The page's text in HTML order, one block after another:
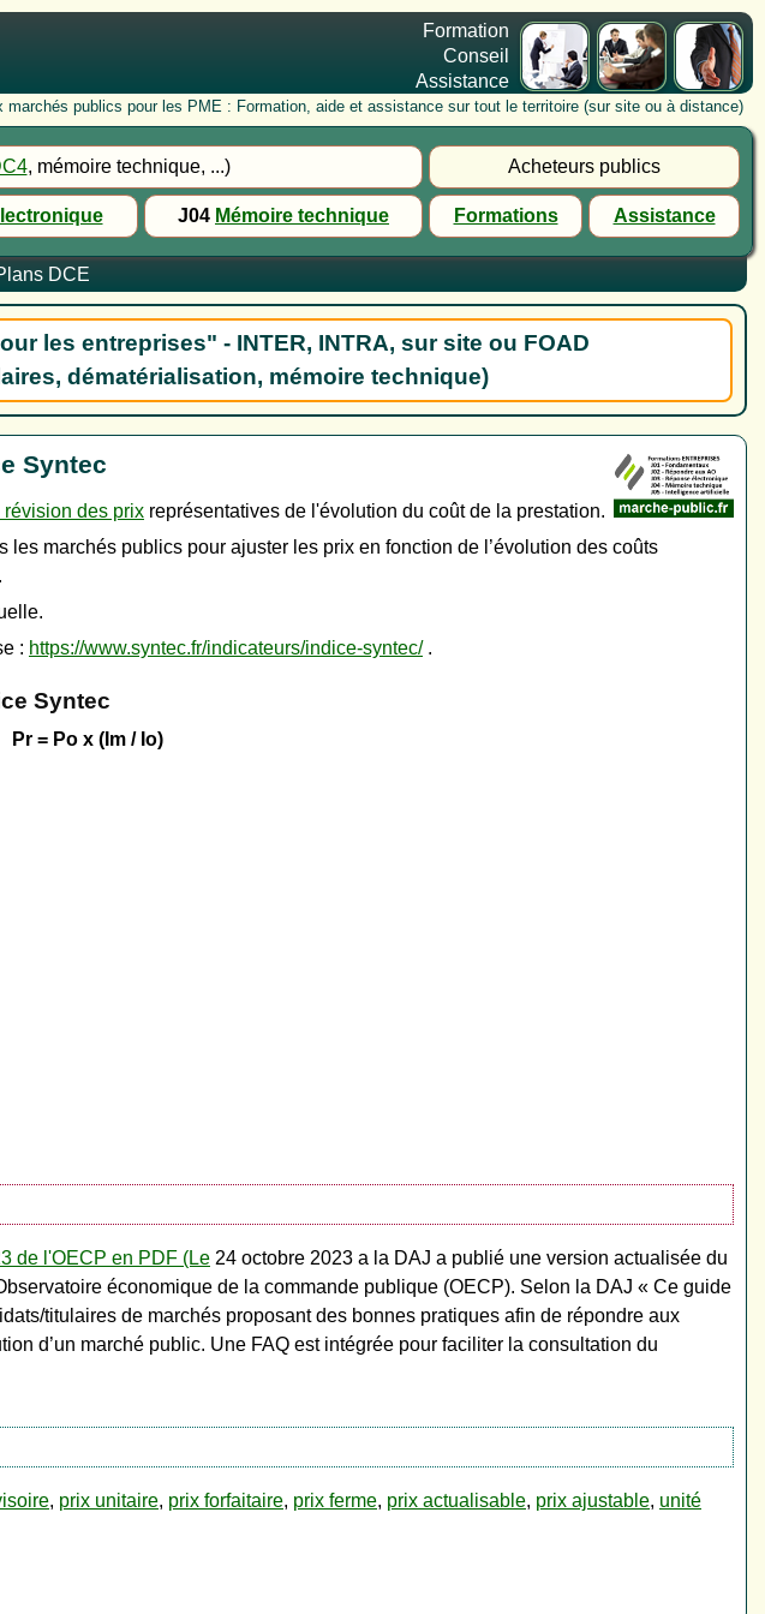
Formation
Conseil
Assistance
marchés publics pour les PME : Formation, aide et assistance sur tout le territoire (sur site ou à distance)
, mémoire technique, ...) Acheteurs publics
J04 Mémoire technique Formations Assistance
DCE
les entreprises" - INTER, INTRA, sur site ou FOAD
dématérialisation, mémoire technique)
Syntec
révision des prix représentatives de l'évolution du coût de la prestation.
marchés publics pour ajuster les prix en fonction de l’évolution des coûts
: https://www.syntec.fr/indicateurs/indice-syntec/.
Syntec
Pr = Po x (Im / Io)
de l'OECP en PDF (Le 24 octobre 2023 a la DAJ a publié une version actualisée du
économique de la commande publique (OECP). Selon la DAJ « Ce guide
titulaires de marchés proposant des bonnes pratiques afin de répondre aux
d’un marché public. Une FAQ est intégrée pour faciliter la consultation du
, prix unitaire, prix forfaitaire, prix ferme, prix actualisable, prix ajustable, unité